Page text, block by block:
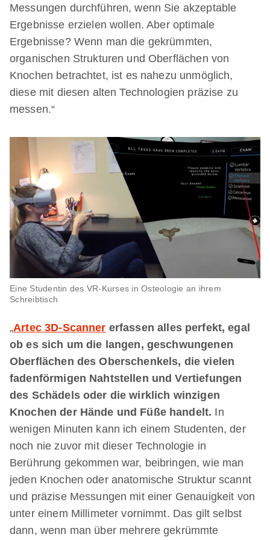
Messungen durchführen, wenn Sie akzeptable
Ergebnisse erzielen wollen. Aber optimale
Ergebnisse? Wenn man die gekrümmten,
organischen Strukturen und Oberflächen von
Knochen betrachtet, ist es nahezu unmöglich,
diese mit diesen alten Technologien präzise zu
messen.“
Eine Studentin des VR-Kurses in Osteologie an ihrem
Schreibtisch
„Artec 3D-Scanner erfassen alles perfekt, egal
ob es sich um die langen, geschwungenen
Oberflächen des Oberschenkels, die vielen
fadenförmigen Nahtstellen und Vertiefungen
des Schädels oder die wirklich winzigen
Knochen der Hände und Füße handelt. In
wenigen Minuten kann ich einem Studenten, der
noch nie zuvor mit dieser Technologie in
Berührung gekommen war, beibringen, wie man
jeden Knochen oder anatomische Struktur scannt
und präzise Messungen mit einer Genauigkeit von
unter einem Millimeter vornimmt. Das gilt selbst
dann, wenn man über mehrere gekrümmte